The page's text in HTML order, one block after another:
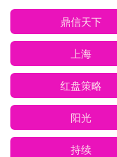
鼎信天下
上海
红盘策略
阳光
持续